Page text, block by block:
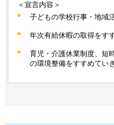
＜宣言内容＞
子どもの学校行事・地域
年次有給休暇の取得をす
育児・介護休業制度、短
の環境整備をすすめてい